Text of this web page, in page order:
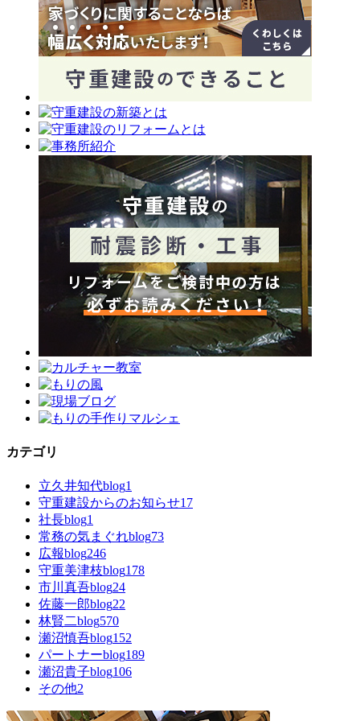
カテゴリ
立久井知代blog1
守重建設からのお知らせ17
社長blog1
常務の気まぐれblog73
広報blog246
守重美津枝blog178
市川真吾blog24
佐藤一郎blog22
林賢二blog570
瀬沼慎吾blog152
パートナーblog189
瀬沼貴子blog106
その他2